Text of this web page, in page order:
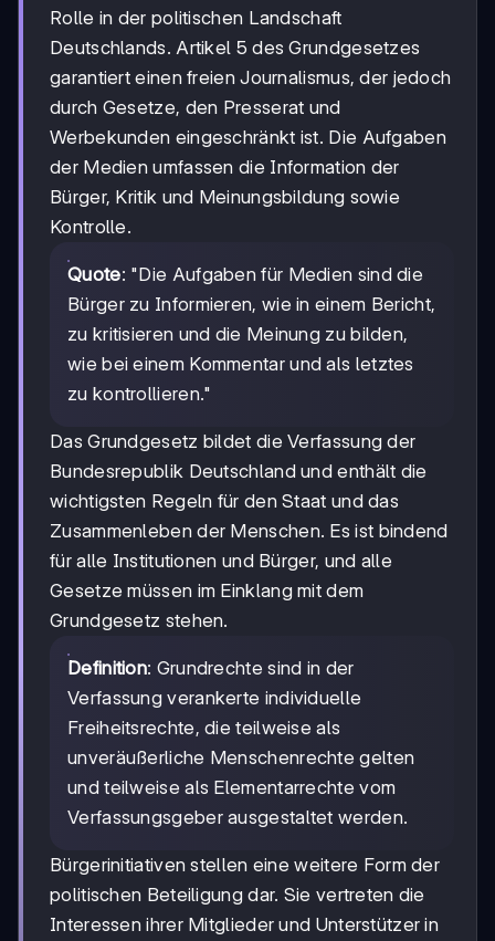
Rolle in der politischen Landschaft
Deutschlands. Artikel 5 des Grundgesetzes
garantiert einen freien Journalismus, der jedoch
durch Gesetze, den Presserat und
Werbekunden eingeschränkt ist. Die Aufgaben
der Medien umfassen die Information der
Bürger, Kritik und Meinungsbildung sowie
Kontrolle.
Quote: "Die Aufgaben für Medien sind die
Bürger zu Informieren, wie in einem Bericht,
zu kritisieren und die Meinung zu bilden,
wie bei einem Kommentar und als letztes
zu kontrollieren."
Das Grundgesetz bildet die Verfassung der
Bundesrepublik Deutschland und enthält die
wichtigsten Regeln für den Staat und das
Zusammenleben der Menschen. Es ist bindend
für alle Institutionen und Bürger, und alle
Gesetze müssen im Einklang mit dem
Grundgesetz stehen.
Definition: Grundrechte sind in der
Verfassung verankerte individuelle
Freiheitsrechte, die teilweise als
unveräußerliche Menschenrechte gelten
und teilweise als Elementarrechte vom
Verfassungsgeber ausgestaltet werden.
Bürgerinitiativen stellen eine weitere Form der
politischen Beteiligung dar. Sie vertreten die
Interessen ihrer Mitglieder und Unterstützer in